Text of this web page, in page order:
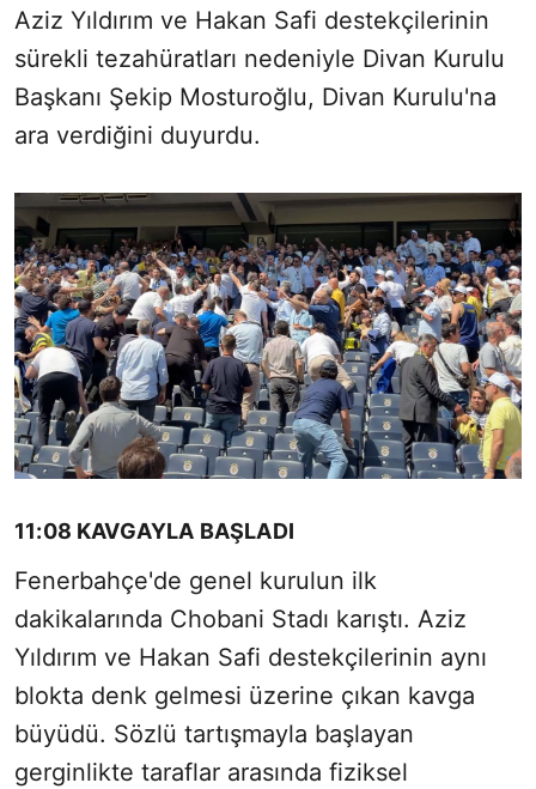
Aziz Yıldırım ve Hakan Safi destekçilerinin
sürekli tezahüratları nedeniyle Divan Kurulu
Başkanı Şekip Mosturoğlu, Divan Kurulu'na
ara verdiğini duyurdu.
11:08 KAVGAYLA BAŞLADI
Fenerbahçe'de genel kurulun ilk
dakikalarında Chobani Stadı karıştı. Aziz
Yıldırım ve Hakan Safi destekçilerinin aynı
blokta denk gelmesi üzerine çıkan kavga
büyüdü. Sözlü tartışmayla başlayan
gerginlikte taraflar arasında fiziksel